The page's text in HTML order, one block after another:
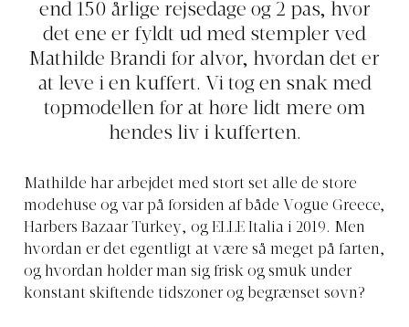
end 150 årlige rejsedage og 2 pas, hvor
det ene er fyldt ud med stempler ved
Mathilde Brandi for alvor, hvordan det er
at leve i en kuffert. Vi tog en snak med
topmodellen for at høre lidt mere om
hendes liv i kufferten.
Mathilde har arbejdet med stort set alle de store
modehuse og var på forsiden af både Vogue Greece,
Harbers Bazaar Turkey, og ELLE Italia i 2019. Men
hvordan er det egentligt at være så meget på farten,
og hvordan holder man sig frisk og smuk under
konstant skiftende tidszoner og begrænset søvn?